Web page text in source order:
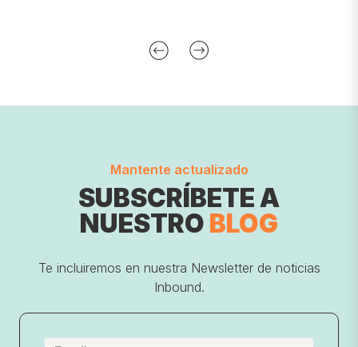
Mantente actualizado
SUBSCRÍBETE A
NUESTRO BLOG
Te incluiremos en nuestra Newsletter de noticias
Inbound.